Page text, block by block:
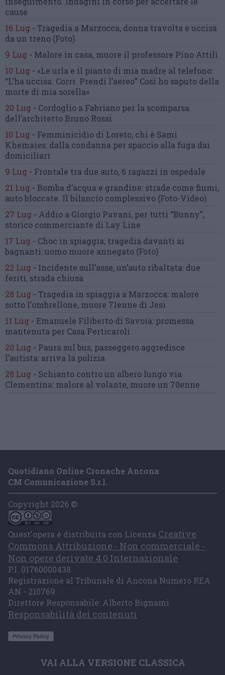
cause
16 Lug - Tragedia a Marzocca, donna travolta e uccisa
da un treno (Foto)
9 Lug - Malore in casa, muore il professore Pino Attili
10 Lug - «Le urla e il pianto di mia madre al telefono:
“L’ha uccisa. Corri. Prendi l’aereo” Così ho saputo della
morte di mia sorella»
20 Lug - Cordoglio a Fabriano per la scomparsa
dell’architetto Bruno Rossi
10 Lug - Femminicidio di Loreto, chi è Sami
Khemaies: dalla condanna per spaccio alla fuga dai
domiciliari
9 Lug - Frontale tra due auto, 6 ragazzi in ospedale
21 Lug - Bomba d’acqua e grandine: strade come fiumi,
auto bloccate. Il bilancio complessivo (Foto-Video)
27 Lug - Addio a Giorgio Pavani, per tutti “Bunny”,
storico commerciante di Lay Line
17 Lug - Choc in spiaggia, tragedia davanti ai
bagnanti:uomo muore annegato (Foto)
22 Lug - Incidente sull’asse, un’auto ribaltata: due
feriti, strada chiusa
28 Lug - Tragedia in spiaggia a Marzocca: malore
sotto l’ombrellone, muore 71enne di Jesi
11 Lug - Emanuele Filiberto di Savoia: promessa
mantenuta per Casa Perticaroli
20 Lug - Paura sul bus, passeggero aggredisce
l’autista: arriva la polizia
28 Lug - Schianto contro un albero lungo via
Clementina: malore al volante, muore un 70enne
Quotidiano Online Cronache Ancona
CM Comunicazione S.r.l.
Copyright 2026 ©
Quest'opera è distribuita con Licenza Creative
Commons Attribuzione - Non commerciale -
Non opere derivate 4.0 Internazionale
P.I. 01760000438
Registrazione al Tribunale di Ancona Numero REA
AN - 210769
Direttore Responsabile: Alberto Bignami
Responsabilità dei contenuti
VAI ALLA VERSIONE CLASSICA